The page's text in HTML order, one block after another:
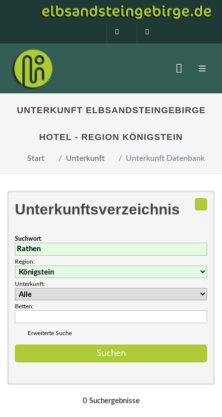
0160 99873408
UNTERKUNFT ELBSANDSTEINGEBIRGE
HOTEL - REGION KÖNIGSTEIN
Start Unterkunft Unterkunft Datenbank
Unterkunftsverzeichnis
Suchwort:
Region:
Unterkunft:
Betten:
Erweiterte Suche
0 Suchergebnisse